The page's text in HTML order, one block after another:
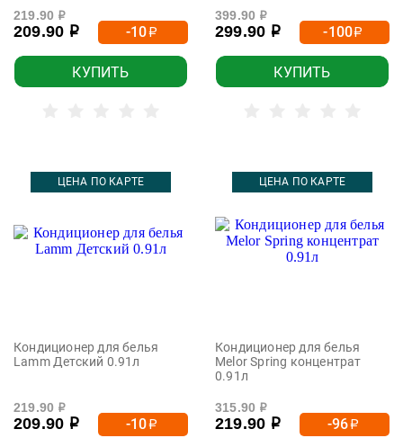
219.90 р
209.90 р -10р
КУПИТЬ
399.90 р
299.90 р -100р
КУПИТЬ
ЦЕНА ПО КАРТЕ
Кондиционер для белья
Lamm Детский 0.91л
219.90 р
209.90 р -10р
ЦЕНА ПО КАРТЕ
Кондиционер для белья
Melor Spring концентрат
0.91л
315.90 р
219.90 р -96р